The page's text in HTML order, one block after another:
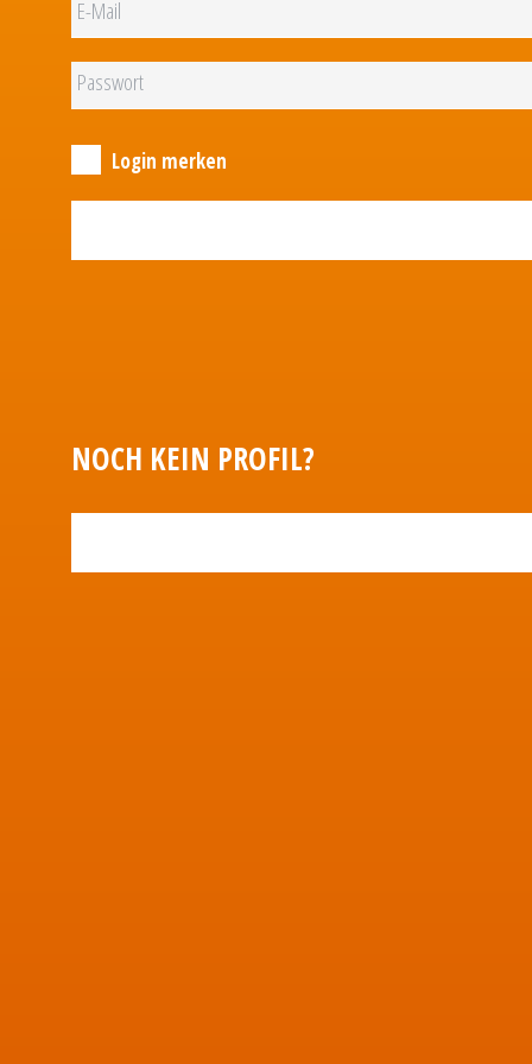
Login merken
NOCH KEIN PROFIL?